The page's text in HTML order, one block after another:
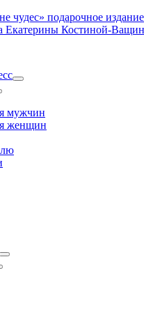
мужчин
женщин
чудес» подарочное издание
Екатерины Костиной-